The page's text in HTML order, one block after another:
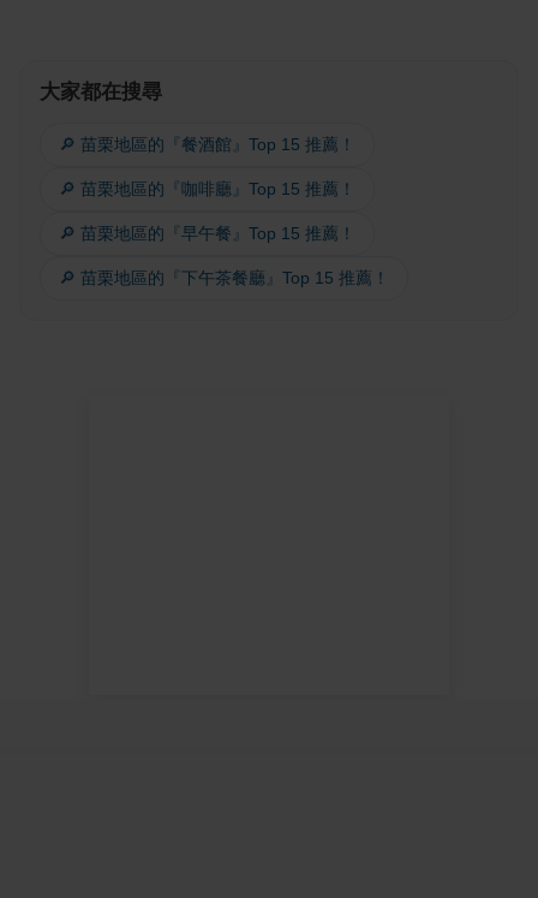
大家都在搜尋
🔎 苗栗地區的『餐酒館』Top 15 推薦！
🔎 苗栗地區的『咖啡廳』Top 15 推薦！
🔎 苗栗地區的『早午餐』Top 15 推薦！
🔎 苗栗地區的『下午茶餐廳』Top 15 推薦！